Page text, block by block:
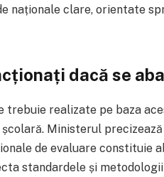
naționale clare, orientate
dacă se
trebuie realizate pe baza
Ministerul
de evaluare constituie
standardele și